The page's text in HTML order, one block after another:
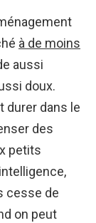
à de moins
aussi
doux.
durer dans le
des
petits
cesse de
on peut